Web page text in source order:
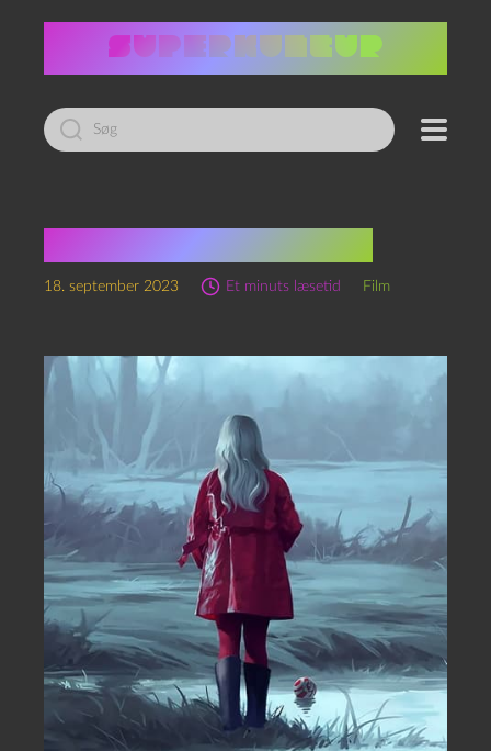
Led
efter:
18. september 2023 Et minuts læsetid Film